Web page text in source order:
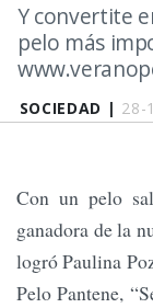
SOCIEDAD | 28-
Y convertite
pelo más
Con un pelo
ganadora de la
logró Paulina
Pelo Pantene,